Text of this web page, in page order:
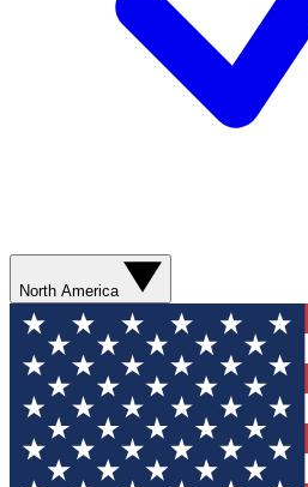
North America